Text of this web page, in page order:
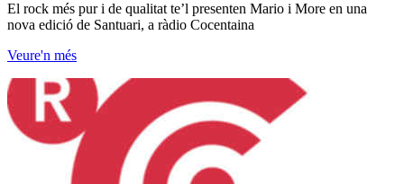
El rock més pur i de qualitat te’l presenten Mario i More en una
nova edició de Santuari, a ràdio Cocentaina
Veure'n més